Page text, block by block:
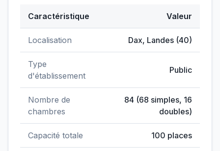
Caractéristique Valeur
Localisation Dax, Landes (40)
Type
d'établissement
Public
Nombre de
chambres
84 (68 simples, 16
doubles)
Capacité totale 100 places